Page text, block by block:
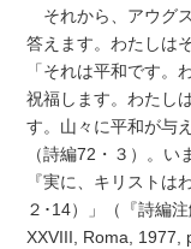
それから、アウグ
答えます。わたしは
「それは平和です。
祝福します。わたし
す。山々に平和が与
（詩編72・３）。い
『実に、キリストは
２･14）」（『詩編
XXVIII, Roma, 1977,